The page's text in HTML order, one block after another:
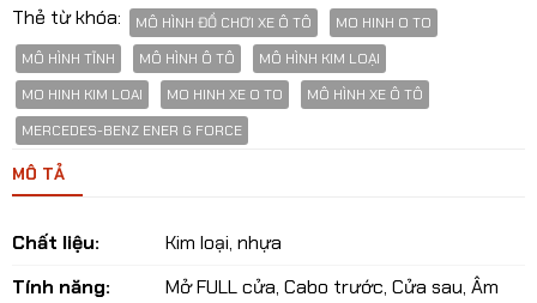
Xem thêm danh mục
So sánh Yêu thích(0)
Thẻ từ khóa: MÔ HÌNH ĐỒ CHƠI XE Ô TÔ
MO HINH O TO
MÔ HÌNH TĨNH
MÔ HÌNH Ô TÔ
MÔ HÌNH KIM LOẠI
MO HINH KIM LOAI
MO HINH XE O TO
MÔ HÌNH XE Ô TÔ
MERCEDES-BENZ ENER G FORCE
MÔ TẢ
Chất liệu:
Kim loại, nhựa
Tính năng:
Mở FULL cửa, Cabo trước, Cửa sau, Âm